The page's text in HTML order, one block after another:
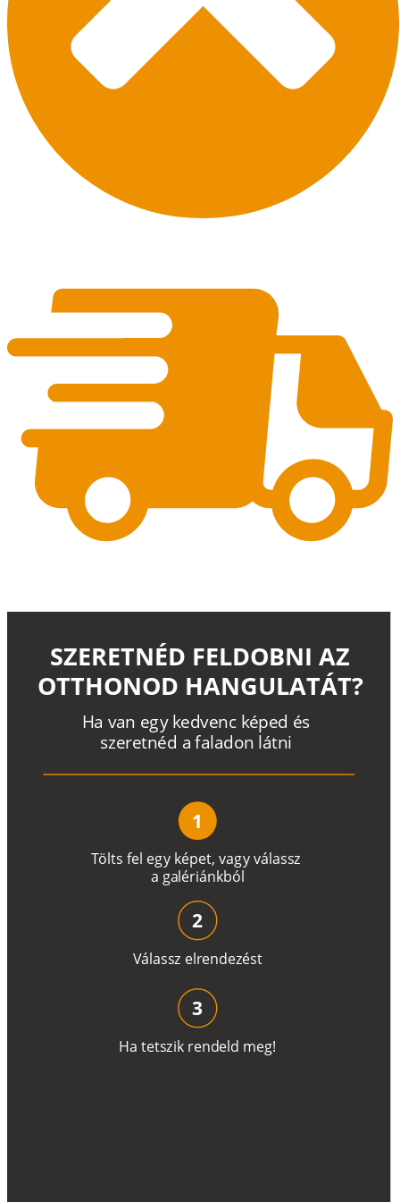
Tölts fel egy képet, vagyválassz
a galériánkból
Ha van egy kedvenc képed és
szeretnéd a faladon látni
SZERETNÉD FELDOBNI AZ
OTTHONOD HANGULATÁT?
1
Válassz elrendezést
2
Ha tetszik rendeld meg!
3